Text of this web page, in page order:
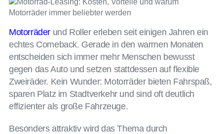
Motorräder und Roller erleben seit einigen Jahren ein
echtes Comeback. Gerade in den warmen Monaten
entscheiden sich immer mehr Menschen bewusst
gegen das Auto und setzen stattdessen auf flexible
Zweiräder. Kein Wunder: Motorräder bieten Fahrspaß,
sparen Platz im Stadtverkehr und sind oft deutlich
effizienter als große Fahrzeuge.
Besonders attraktiv wird das Thema durch